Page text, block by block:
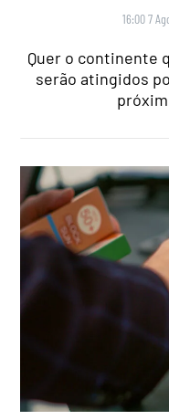
16:00 7
Quer o continente
serão atingidos